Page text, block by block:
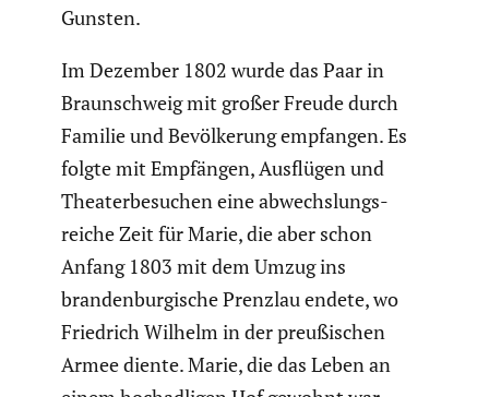
Gunsten.
Im Dezember 1802 wurde das Paar in
Braun­schweig mit großer Freude durch
Familie und Bevöl­ke­rung empfangen. Es
folgte mit Empfängen, Ausflügen und
Theater­be­su­chen eine abwechs­lungs­
reiche Zeit für Marie, die aber schon
Anfang 1803 mit dem Umzug ins
branden­bur­gi­sche Prenzlau endete, wo
Friedrich Wilhelm in der preußi­schen
Armee diente. Marie, die das Leben an